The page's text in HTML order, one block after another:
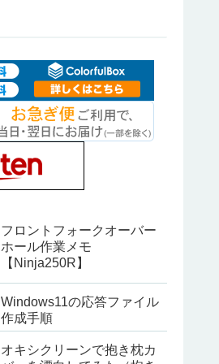
フロントフォークオーバー
ホール作業メモ
【Ninja250R】
Windows11の応答ファイル
作成手順
オキシクリーンで抱き枕カ